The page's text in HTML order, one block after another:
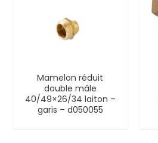
Mamelon réduit
double mâle
40/49×26/34 laiton –
garis – d050055